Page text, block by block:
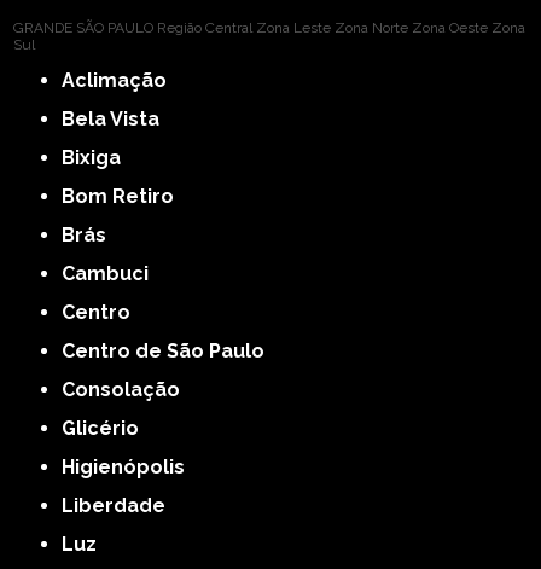
GRANDE SÃO PAULO Região Central Zona Leste Zona Norte Zona Oeste Zona
Sul
Aclimação
Bela Vista
Bixiga
Bom Retiro
Brás
Cambuci
Centro
Centro de São Paulo
Consolação
Glicério
Higienópolis
Liberdade
Luz